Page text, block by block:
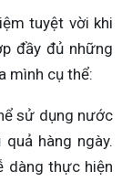
tuyệt vời khi
đầy đủ những
mình cụ thể:
sử dụng nước
hàng ngày.
dàng thực hiện